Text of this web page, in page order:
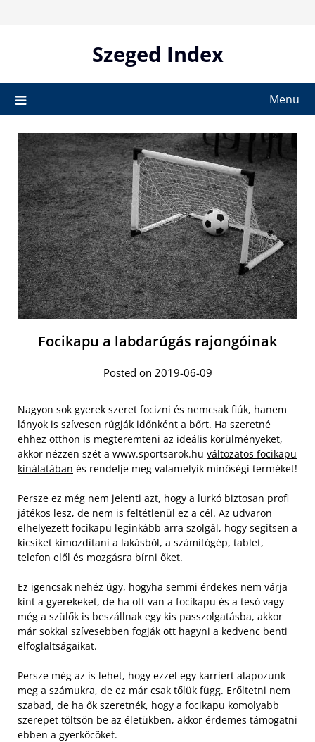
Szeged Index
Menu
Focikapu a labdarúgás rajongóinak
Posted on 2019-06-09
Nagyon sok gyerek szeret focizni és nemcsak fiúk, hanem
lányok is szívesen rúgják időnként a bőrt. Ha szeretné
ehhez otthon is megteremteni az ideális körülményeket,
akkor nézzen szét a www.sportsarok.hu változatos focikapu
kínálatában és rendelje meg valamelyik minőségi terméket!
Persze ez még nem jelenti azt, hogy a lurkó biztosan profi
játékos lesz, de nem is feltétlenül ez a cél. Az udvaron
elhelyezett focikapu leginkább arra szolgál, hogy segítsen a
kicsiket kimozdítani a lakásból, a számítógép, tablet,
telefon elől és mozgásra bírni őket.
Ez igencsak nehéz úgy, hogyha semmi érdekes nem várja
kint a gyerekeket, de ha ott van a focikapu és a tesó vagy
még a szülők is beszállnak egy kis passzolgatásba, akkor
már sokkal szívesebben fogják ott hagyni a kedvenc benti
elfoglaltságaikat.
Persze még az is lehet, hogy ezzel egy karriert alapozunk
meg a számukra, de ez már csak tőlük függ. Erőltetni nem
szabad, de ha ők szeretnék, hogy a focikapu komolyabb
szerepet töltsön be az életükben, akkor érdemes támogatni
ebben a gyerkőcöket.